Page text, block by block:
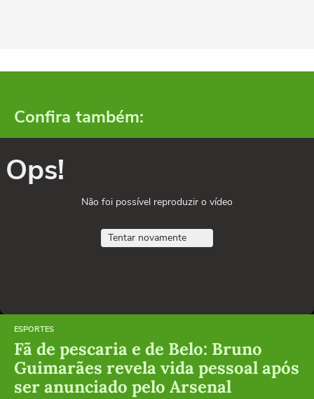
Confira também:
Ops!
Não foi possível reproduzir o vídeo
Tentar novamente
ESPORTES
Fã de pescaria e de Belo: Bruno
Guimarães revela vida pessoal após
ser anunciado pelo Arsenal